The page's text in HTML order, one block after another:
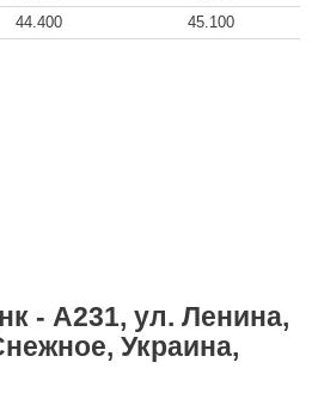
44.400 45.100
- A231, ул. Ленина,
Украина,